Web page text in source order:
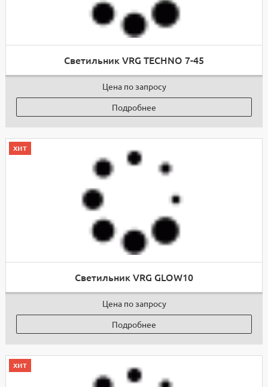
Светильник VRG TECHNO 7-45
Цена по запросу
Подробнее
хит
Светильник VRG GLOW10
Цена по запросу
Подробнее
хит